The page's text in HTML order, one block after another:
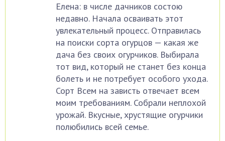
Елена: в числе дачников состою
недавно. Начала осваивать этот
увлекательный процесс. Отправилась
на поиски сорта огурцов — какая же
дача без своих огурчиков. Выбирала
тот вид, который не станет без конца
болеть и не потребует особого ухода.
Сорт Всем на зависть отвечает всем
моим требованиям. Собрали неплохой
урожай. Вкусные, хрустящие огурчики
полюбились всей семье.